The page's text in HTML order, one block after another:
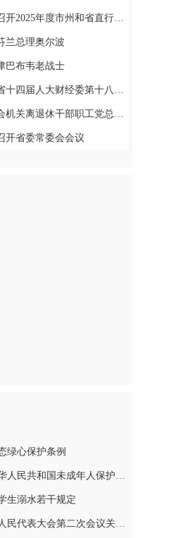
省直行业系统党（工）委书记抓基层党建工作述职评议会议
兰总理奥尔波
巴布韦老战士
届人大财经委第十八次全体会议
干部职工党总支召开2025年度总结表彰大会
开省委常委会会议
绿心保护条例
湖南省实施《中华人民共和国未成年人保护法》若干规定
生溺水若干规定
湖南省第十四届人民代表大会第二次会议关于湖南省人民代表大会常务委员会工作报告的决议